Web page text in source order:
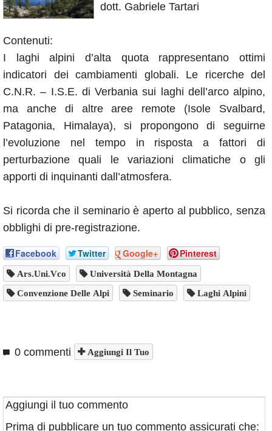
dott. Gabriele Tartari
Contenuti:
I laghi alpini d’alta quota rappresentano ottimi
indicatori dei cambiamenti globali. Le ricerche del
C.N.R. – I.S.E. di Verbania sui laghi dell’arco alpino,
ma anche di altre aree remote (Isole Svalbard,
Patagonia, Himalaya), si propongono di seguirne
l’evoluzione nel tempo in risposta a fattori di
perturbazione quali le variazioni climatiche o gli
apporti di inquinanti dall’atmosfera.
Si ricorda che il seminario è aperto al pubblico, senza
obblighi di pre-registrazione.
Facebook Twitter Google+ Pinterest
Ars.Uni.Vco Università Della Montagna
Convenzione Delle Alpi Seminario Laghi Alpini
0 commenti Aggiungi Il Tuo
Aggiungi il tuo commento
Prima di pubblicare un tuo commento assicurati che: